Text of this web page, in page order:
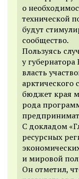
о
технической
будут
сообщество.
Пользуясь
у
власть
арктического
бюджет края
рода
С докладом
ресурсных
и мировой
Он отметил,